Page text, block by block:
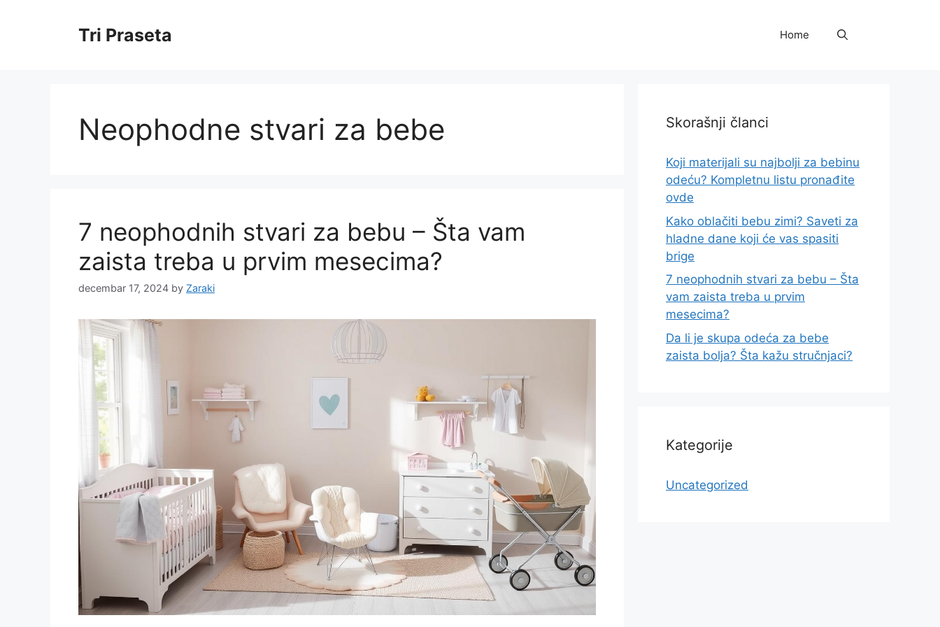
Tri Praseta Home
Neophodne stvari za bebe
7 neophodnih stvari za bebu – Šta vam
zaista treba u prvim mesecima?
decembar 17, 2024 by Zaraki
Skorašnji članci
Koji materijali su najbolji za bebinu
odeću? Kompletnu listu pronađite
ovde
Kako oblačiti bebu zimi? Saveti za
hladne dane koji će vas spasiti
brige
7 neophodnih stvari za bebu – Šta
vam zaista treba u prvim
mesecima?
Da li je skupa odeća za bebe
zaista bolja? Šta kažu stručnjaci?
Kategorije
Uncategorized